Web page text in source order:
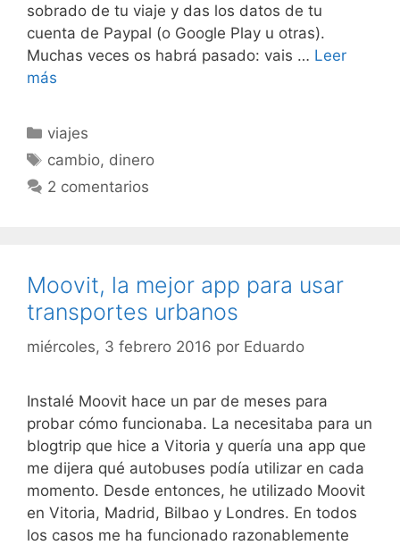
sobrado de tu viaje y das los datos de tu
cuenta de Paypal (o Google Play u otras).
Muchas veces os habrá pasado: vais … Leer
más
Categorías
viajes
Etiquetas
cambio, dinero
2 comentarios
Moovit, la mejor app para usar
transportes urbanos
miércoles, 3 febrero 2016 por Eduardo
Instalé Moovit hace un par de meses para
probar cómo funcionaba. La necesitaba para un
blogtrip que hice a Vitoria y quería una app que
me dijera qué autobuses podía utilizar en cada
momento. Desde entonces, he utilizado Moovit
en Vitoria, Madrid, Bilbao y Londres. En todos
los casos me ha funcionado razonablemente